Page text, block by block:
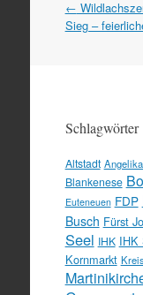
Artikel
Navigation
←
Sieg –
Schlagwörter
Altstadt
Blankenese
Euteneuen FDP
Busch Fürst
Seel IHK IHK
Kornmarkt